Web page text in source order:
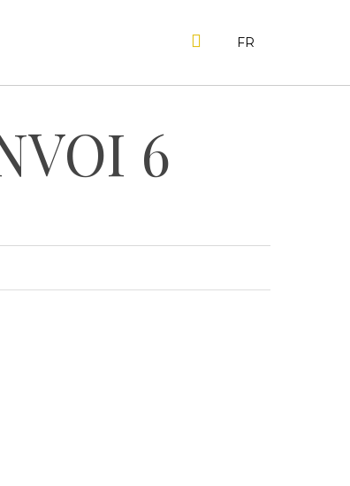
FR
SEARCH
6